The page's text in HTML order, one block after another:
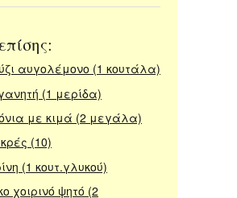
αυγολέμονο (1 κουτάλα)
(1 μερίδα)
με κιμά (2 μεγάλα)
(10)
(1 κουτ.γλυκού)
χοιρινό ψητό (2